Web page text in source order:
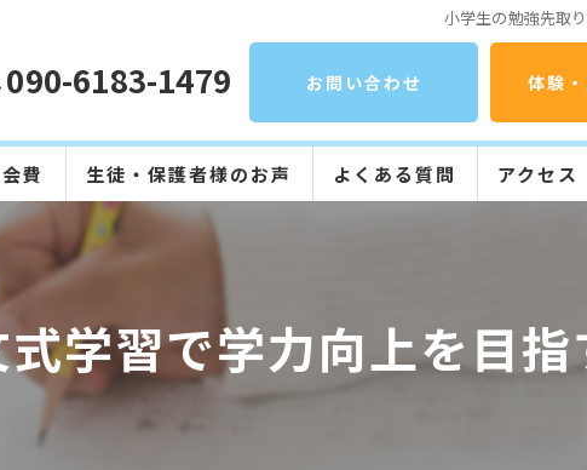
小学生の勉強先取
090-6183-1479 お問い合わせ 体験
会費 生徒・保護者様のお声 よくある質問 アクセス
学習で学力向上を目指